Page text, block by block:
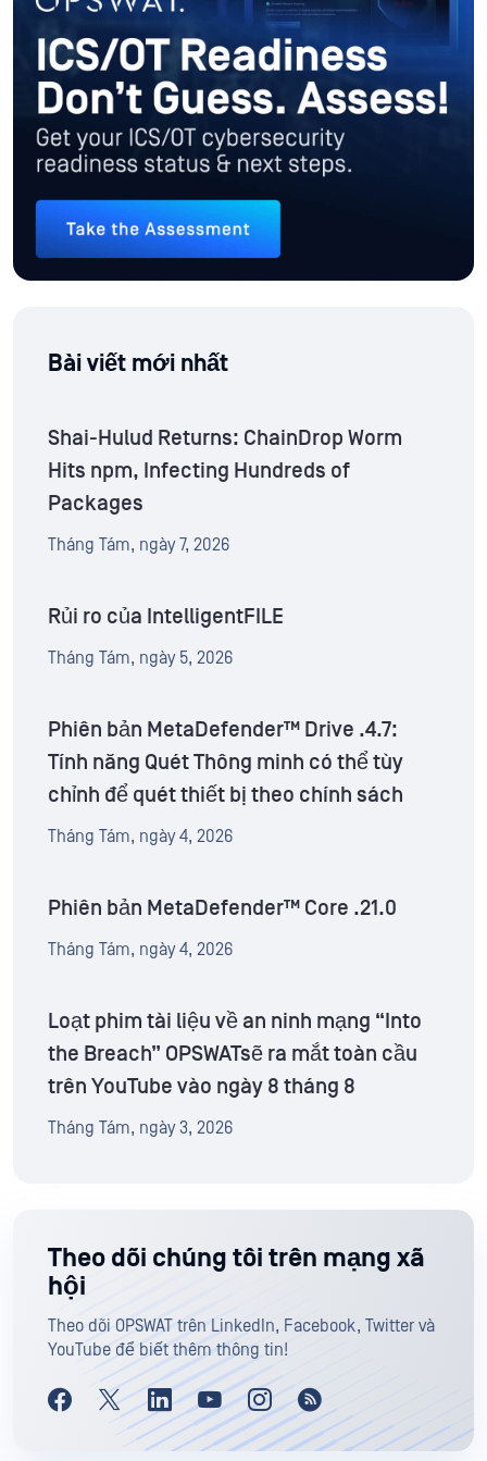
Bài viết mới nhất
Shai-Hulud Returns: ChainDrop Worm
Hits npm, Infecting Hundreds of
Packages
Tháng Tám, ngày 7, 2026
Rủi ro của IntelligentFILE
Tháng Tám, ngày 5, 2026
Phiên bản MetaDefender™ Drive .4.7:
Tính năng Quét Thông minh có thể tùy
chỉnh để quét thiết bị theo chính sách
Tháng Tám, ngày 4, 2026
Phiên bản MetaDefender™ Core .21.0
Tháng Tám, ngày 4, 2026
Loạt phim tài liệu về an ninh mạng “Into
the Breach” OPSWATsẽ ra mắt toàn cầu
trên YouTube vào ngày 8 tháng 8
Tháng Tám, ngày 3, 2026
Theo dõi chúng tôi trên mạng xã
hội
Theo dõi OPSWAT trên LinkedIn, Facebook, Twitter và
YouTube để biết thêm thông tin!